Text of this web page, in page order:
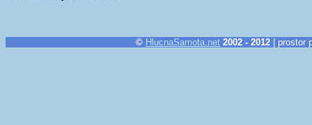
© HlucnaSamota.net 2002 - 2012 | prostor